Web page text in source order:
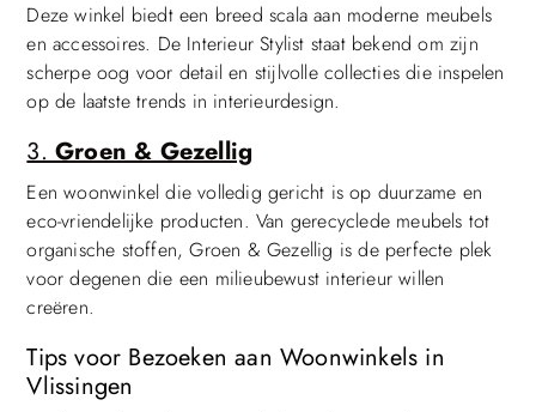
Deze winkel biedt een breed scala aan moderne meubels
en accessoires. De Interieur Stylist staat bekend om zijn
scherpe oog voor detail en stijlvolle collecties die inspelen
op de laatste trends in interieurdesign.
3.Groen & Gezellig
Een woonwinkel die volledig gericht is op duurzame en
eco-vriendelijke producten. Van gerecyclede meubels tot
organische stoffen, Groen & Gezellig is de perfecte plek
voor degenen die een milieubewust interieur willen
creëren.
Tips voor Bezoeken aan Woonwinkels in
Vlissingen